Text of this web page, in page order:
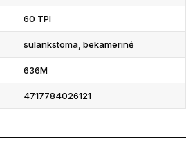
60 TPI
sulankstoma, bekamerinė
636M
4717784026121